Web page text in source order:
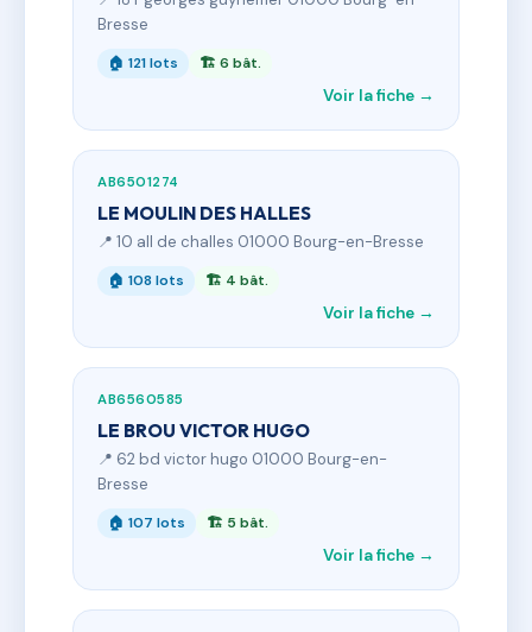
Bresse
🏠 121 lots 🏗 6 bât.
Voir la fiche →
AB6501274
LE MOULIN DES HALLES
📍 10 all de challes 01000 Bourg-en-Bresse
🏠 108 lots 🏗 4 bât.
Voir la fiche →
AB6560585
LE BROU VICTOR HUGO
📍 62 bd victor hugo 01000 Bourg-en-
Bresse
🏠 107 lots 🏗 5 bât.
Voir la fiche →